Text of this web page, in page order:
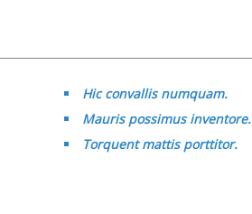
Hic convallis numquam.
Mauris possimus inventore.
Torquent mattis porttitor.